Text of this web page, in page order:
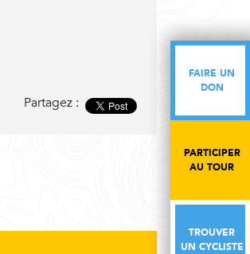
FAIRE UN
DON
PARTICIPER
AU TOUR
TROUVER
UN CYCLISTE
Partagez :
FAIRE UN
DON
PARTICIPER
AU TOUR
TROUVER
UN CYCLISTE